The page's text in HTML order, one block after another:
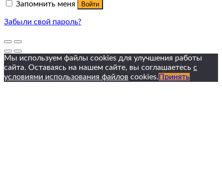
Запомнить меня Войти
Забыли свой пароль?
Мы используем файлы cookies для улучшения работы
сайта. Оставаясь на нашем сайте, вы соглашаетесь с
условиями использования файлов cookies. Принять